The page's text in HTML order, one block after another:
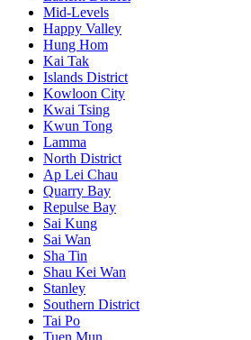
Mid-Levels
Happy Valley
Hung Hom
Kai Tak
Islands District
Kowloon City
Kwai Tsing
Kwun Tong
Lamma
North District
Ap Lei Chau
Quarry Bay
Repulse Bay
Sai Kung
Sai Wan
Sha Tin
Shau Kei Wan
Stanley
Southern District
Tai Po